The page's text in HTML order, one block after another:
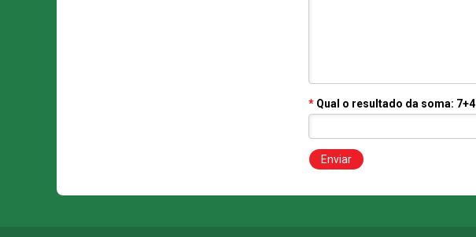
* Qual o resultado da soma: 7+4